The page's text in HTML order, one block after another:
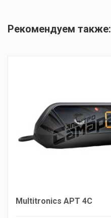
Рекомендуем также:
Multitronics APT 4C